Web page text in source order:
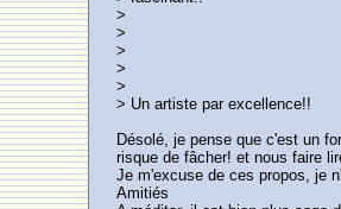
>
>
>
>
>
> Un artiste par excellence!!
Désolé, je pense que c'est un
risque de fâcher! et nous faire
Je m'excuse de ces propos, je
Amitiés